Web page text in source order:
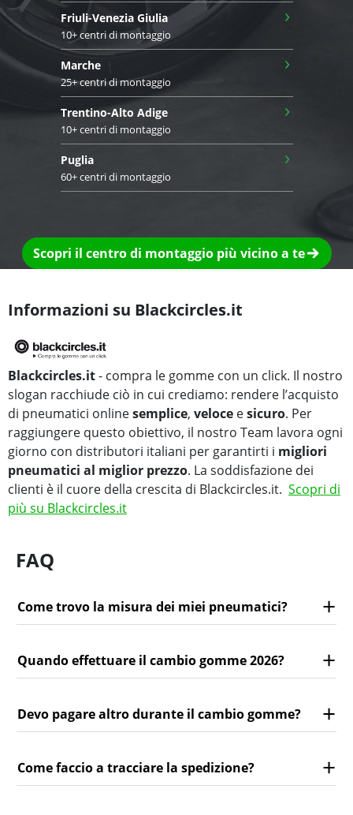
Friuli-Venezia Giulia
10+ centri di montaggio
›
Marche
25+ centri di montaggio
›
Trentino-Alto Adige
10+ centri di montaggio
›
Puglia
60+ centri di montaggio
›
Scopri il centro di montaggio più vicino a te
Informazioni su Blackcircles.it
Blackcircles.it- compra le gomme con un click. Il nostro
slogan racchiude ciò in cui crediamo: rendere l’acquisto
di pneumatici onlinesemplice, veloce esicuro. Per
raggiungere questo obiettivo, il nostro Team lavora ogni
giorno con distributori italiani per garantirti i migliori
pneumatici al miglior prezzo. La soddisfazione dei
clienti è il cuore della crescita di Blackcircles.it. Scopri di
più su Blackcircles.it
FAQ
Come trovo la misura dei miei pneumatici?
Quando effettuare il cambio gomme 2026?
Devo pagare altro durante il cambio gomme?
Come faccio a tracciare la spedizione?